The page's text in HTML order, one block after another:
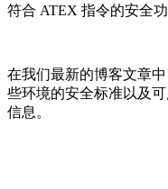
符合 ATEX 指令的安全
在我们最新的博客文章
些环境的安全标准以及
信息。